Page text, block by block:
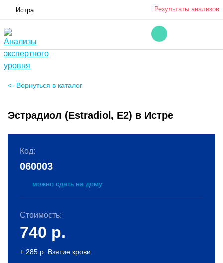
Истра Результаты анализов
<- Вернуться в каталог
Эстрадиол (Estradiol, Е2) в Истре
Код:
060003
можно сдать на дому
Стоимость:
740 р.
+ 285 р. Взятие крови